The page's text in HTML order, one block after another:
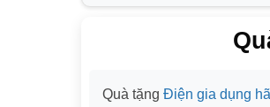
Quà tặng Điện gia dụng